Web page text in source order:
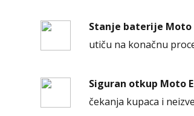
Stanje baterije Moto
utiču na konačnu
Siguran otkup Moto
čekanja kupaca i